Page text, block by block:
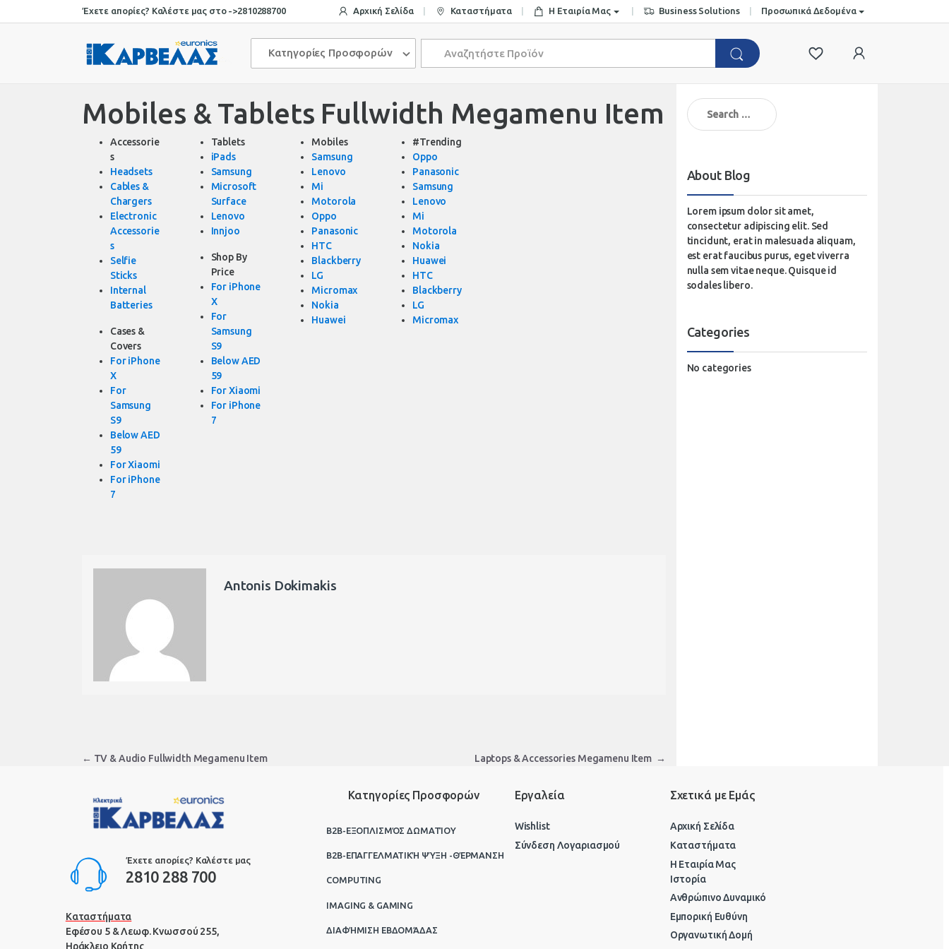
to
to
Έχετε απορίες? Καλέστε μας στο ->2810288700 Αρχική Σελίδα Καταστήματα Η Εταιρία Μας Business Solutions Προσωπικά Δεδομένα
Κατηγορίες Προσφορών
Mobiles & Tablets Fullwidth Megamenu Item
Accessorie
s
Headsets
Cables &
Chargers
Electronic
Accessorie
s
Selfie
Sticks
Internal
Batteries
Cases &
Covers
For iPhone
X
For
Samsung
S9
Below AED
59
For Xiaomi
For iPhone
7
Tablets
iPads
Samsung
Microsoft
Surface
Lenovo
Innjoo
Shop By
Price
For iPhone
X
For
Samsung
S9
Below AED
59
For Xiaomi
For iPhone
7
Mobiles
Samsung
Lenovo
Mi
Motorola
Oppo
Panasonic
HTC
Blackberry
LG
Micromax
Nokia
Huawei
#Trending
Oppo
Panasonic
Samsung
Lenovo
Mi
Motorola
Nokia
Huawei
HTC
Blackberry
LG
Micromax
Antonis Dokimakis
Post
← TV & Audio Fullwidth Megamenu Item Laptops & Accessories Megamenu Item →
Search
for:
About Blog
Lorem ipsum dolor sit amet,
consectetur adipiscing elit. Sed
tincidunt, erat in malesuada aliquam,
est erat faucibus purus, eget viverra
nulla sem vitae neque. Quisque id
sodales libero.
Categories
No categories
Έχετε απορίες? Καλέστε μας
2810 288 700
Καταστήματα
Εφέσου 5 & Λεωφ. Κνωσσού 255,
Ηράκλειο Κρήτης
Κατηγορίες Προσφορών
B2B-ΕΞΟΠΛΙΣΜΌΣ ΔΩΜΑΤΊΟΥ
B2B-ΕΠΑΓΓΕΛΜΑΤΙΚΉ ΨΎΞΗ -ΘΈΡΜΑΝΣΗ
COMPUTING
IMAGING & GAMING
ΔΙΑΦΉΜΙΣΗ ΕΒΔΟΜΆΔΑΣ
Εργαλεία
Wishlist
Σύνδεση Λογαριασμού
Σχετικά με Εμάς
Αρχική Σελίδα
Καταστήματα
Η Εταιρία Μας
Ιστορία
Ανθρώπινο Δυναμικό
Εμπορική Ευθύνη
Οργανωτική Δομή